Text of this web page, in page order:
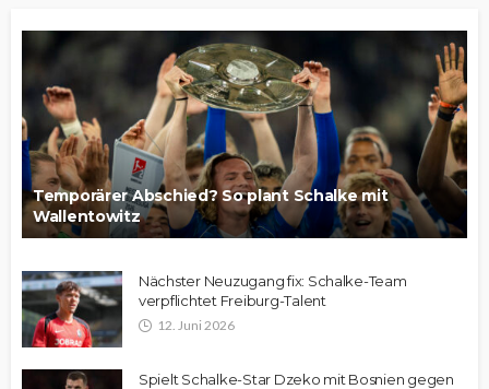
Temporärer Abschied? So plant Schalke mit
Wallentowitz
Nächster Neuzugang fix: Schalke-Team
verpflichtet Freiburg-Talent
12. Juni 2026
Spielt Schalke-Star Dzeko mit Bosnien gegen